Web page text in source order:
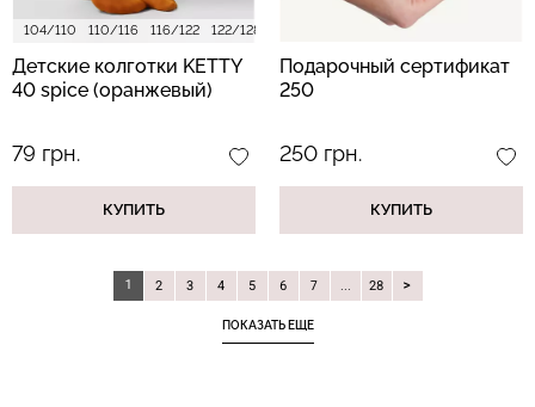
104/110 110/116 116/122 122/128 140/146 152/158
Детские колготки KETTY
40 spice (оранжевый)
79 грн.
КУПИТЬ
Подарочный сертификат
250
250 грн.
КУПИТЬ
ПОКАЗАТЬ ЕЩЕ
1 2 3 4 5 6 7 ... 28